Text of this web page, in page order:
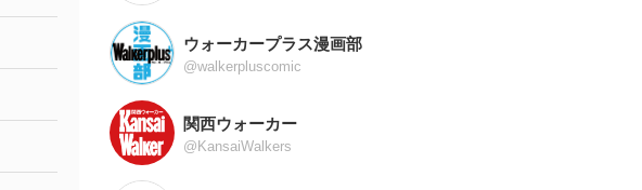
ウォーカープラス漫画部
@walkerpluscomic
関西ウォーカー
@KansaiWalkers